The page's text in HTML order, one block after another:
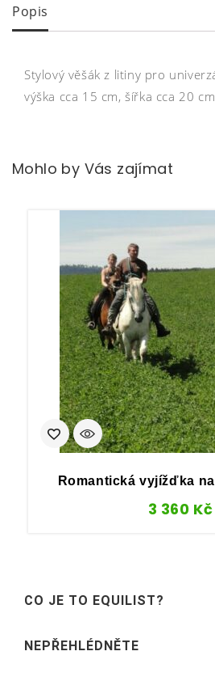
Popis
Stylový věšák z litiny pro
výška cca 15 cm, šířka cca 20 cm
Mohlo by Vás zajímat
Romantická vyjížďka
3 360 Kč
CO JE TO EQUILIST?
NEPŘEHLÉDNĚTE